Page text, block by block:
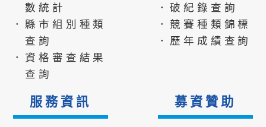
數統計
．縣市組別種類
查詢
．資格審查結果
查詢
．破紀錄查詢
．競賽種類錦標
．歷年成績查詢
服務資訊 募資贊助